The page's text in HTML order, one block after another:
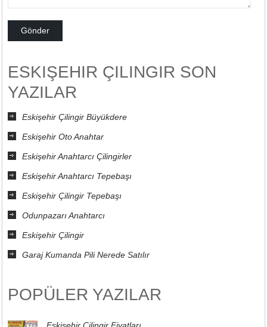
ESKIŞEHIR ÇILINGIR SON
YAZILAR
Eskişehir Çilingir Büyükdere
Eskişehir Oto Anahtar
Eskişehir Anahtarcı Çilingirler
Eskişehir Anahtarcı Tepebaşı
Eskişehir Çilingir Tepebaşı
Odunpazarı Anahtarcı
Eskişehir Çilingir
Garaj Kumanda Pili Nerede Satılır
POPÜLER YAZILAR
Eskişehir Çilingir Fiyatları